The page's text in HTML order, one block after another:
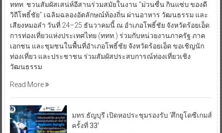
ททท. ชวนสัมผัสเสน่ห์อีสานร่วมสมัยในงาน “ม่วนซื่น กินแซ่บ ของดี
วิถีโพธิ์ชัย” เฉลิมฉลองอัตลักษณ์ท้องถิ่น ผ่านอาหาร วัฒนธรรม และ
เสียงหมอลำ วันที่ 24–25 ธันวาคมนี้ ณ อำเภอโพธิ์ชัย จังหวัดร้อยเอ็ด
การท่องเที่ยวแห่งประเทศไทย (ททท.) ร่วมกับหน่วยงานภาครัฐ ภาค
เอกชน และชุมชนในพื้นที่อำเภอโพธิ์ชัย จังหวัดร้อยเอ็ด ขอเชิญนัก
ท่องเที่ยว และประชาชน ร่วมสัมผัสประสบการณ์ท่องเที่ยวเชิง
วัฒนธรรม
Read More
มทร.ธัญบุรี เปิดหอประชุมรองรับ ‘ศึกยูโดซีเกมส์
ครั้งที่ 33’